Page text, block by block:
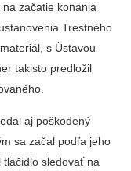
začatie konania
Trestného
s Ústavou
takisto predložil
aj poškodený
sa začal podľa jeho
sledovať na